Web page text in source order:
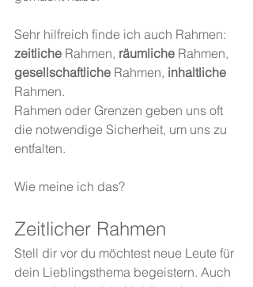
Sehr hilfreich finde ich auch Rahmen:
zeitliche Rahmen, räumliche Rahmen,
gesellschaftliche Rahmen, inhaltliche
Rahmen.
Rahmen oder Grenzen geben uns oft
die notwendige Sicherheit, um uns zu
entfalten.
Wie meine ich das?
Zeitlicher Rahmen
Stell dir vor du möchtest neue Leute für
dein Lieblingsthema begeistern. Auch